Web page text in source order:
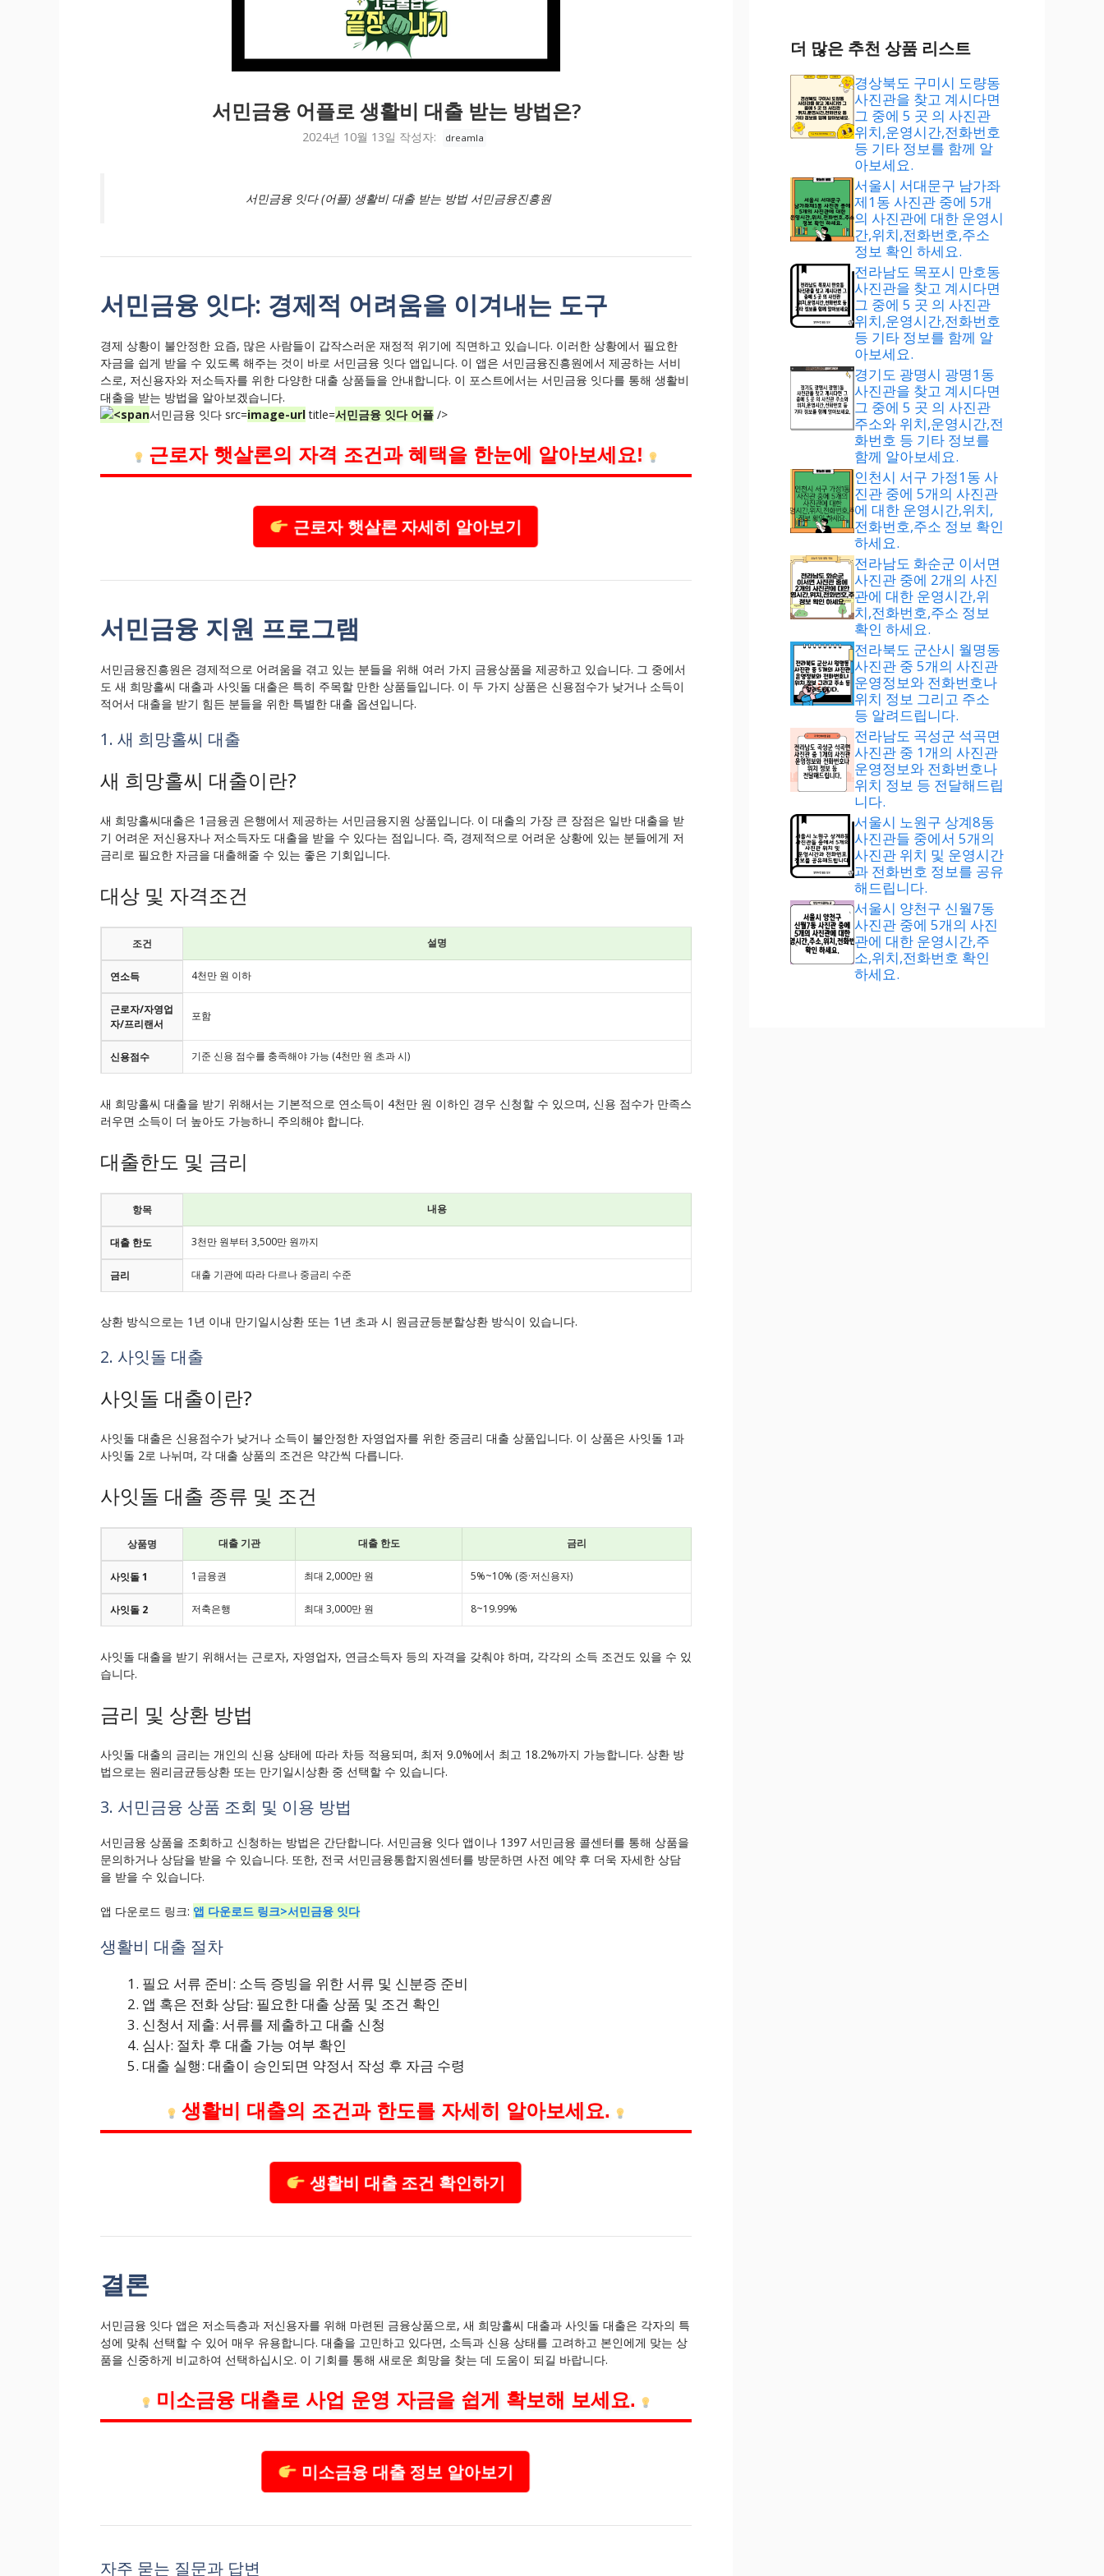
서민금융 어플로 생활비 대출 받는 방법은?
2024년 10월 13일 작성자: dreamla
서민금융 잇다 (어플) 생활비 대출 받는 방법 서민금융진흥원
서민금융 잇다: 경제적 어려움을 이겨내는 도구
경제 상황이 불안정한 요즘, 많은 사람들이 갑작스러운 재정적 위기에 직면하고 있습니다. 이러한 상황에서 필요한
자금을 쉽게 받을 수 있도록 해주는 것이 바로 서민금융 잇다 앱입니다. 이 앱은 서민금융진흥원에서 제공하는 서비
스로, 저신용자와 저소득자를 위한 다양한 대출 상품들을 안내합니다. 이 포스트에서는 서민금융 잇다를 통해 생활비
대출을 받는 방법을 알아보겠습니다.
서민금융 잇다 src=image-urltitle=서민금융 잇다 어플 />
근로자 햇살론의 자격 조건과 혜택을 한눈에 알아보세요!
근로자 햇살론 자세히 알아보기
서민금융 지원 프로그램
서민금융진흥원은 경제적으로 어려움을 겪고 있는 분들을 위해 여러 가지 금융상품을 제공하고 있습니다. 그 중에서
도 새 희망홀씨 대출과 사잇돌 대출은 특히 주목할 만한 상품들입니다. 이 두 가지 상품은 신용점수가 낮거나 소득이
적어서 대출을 받기 힘든 분들을 위한 특별한 대출 옵션입니다.
1. 새 희망홀씨 대출
새 희망홀씨 대출이란?
새 희망홀씨대출은 1금융권 은행에서 제공하는 서민금융지원 상품입니다. 이 대출의 가장 큰 장점은 일반 대출을 받
기 어려운 저신용자나 저소득자도 대출을 받을 수 있다는 점입니다. 즉, 경제적으로 어려운 상황에 있는 분들에게 저
금리로 필요한 자금을 대출해줄 수 있는 좋은 기회입니다.
대상 및 자격조건
조건 설명
연소득 4천만 원 이하
근로자/자영업
자/프리랜서
포함
신용점수 기준 신용 점수를 충족해야 가능 (4천만 원 초과 시)
새 희망홀씨 대출을 받기 위해서는 기본적으로 연소득이 4천만 원 이하인 경우 신청할 수 있으며, 신용 점수가 만족스
러우면 소득이 더 높아도 가능하니 주의해야 합니다.
대출한도 및 금리
항목 내용
대출 한도 3천만 원부터 3,500만 원까지
금리 대출 기관에 따라 다르나 중금리 수준
상환 방식으로는 1년 이내 만기일시상환 또는 1년 초과 시 원금균등분할상환 방식이 있습니다.
2. 사잇돌 대출
사잇돌 대출이란?
사잇돌 대출은 신용점수가 낮거나 소득이 불안정한 자영업자를 위한 중금리 대출 상품입니다. 이 상품은 사잇돌 1과
사잇돌 2로 나뉘며, 각 대출 상품의 조건은 약간씩 다릅니다.
사잇돌 대출 종류 및 조건
상품명 대출 기관 대출 한도 금리
사잇돌 1 1금융권 최대 2,000만 원 5%~10% (중·저신용자)
사잇돌 2 저축은행 최대 3,000만 원 8~19.99%
사잇돌 대출을 받기 위해서는 근로자, 자영업자, 연금소득자 등의 자격을 갖춰야 하며, 각각의 소득 조건도 있을 수 있
습니다.
금리 및 상환 방법
사잇돌 대출의 금리는 개인의 신용 상태에 따라 차등 적용되며, 최저 9.0%에서 최고 18.2%까지 가능합니다. 상환 방
법으로는 원리금균등상환 또는 만기일시상환 중 선택할 수 있습니다.
3. 서민금융 상품 조회 및 이용 방법
서민금융 상품을 조회하고 신청하는 방법은 간단합니다. 서민금융 잇다 앱이나 1397 서민금융 콜센터를 통해 상품을
문의하거나 상담을 받을 수 있습니다. 또한, 전국 서민금융통합지원센터를 방문하면 사전 예약 후 더욱 자세한 상담
을 받을 수 있습니다.
앱 다운로드 링크: 앱 다운로드 링크>서민금융 잇다
생활비 대출 절차
필요 서류 준비: 소득 증빙을 위한 서류 및 신분증 준비
앱 혹은 전화 상담: 필요한 대출 상품 및 조건 확인
신청서 제출: 서류를 제출하고 대출 신청
심사: 절차 후 대출 가능 여부 확인
대출 실행: 대출이 승인되면 약정서 작성 후 자금 수령
생활비 대출의 조건과 한도를 자세히 알아보세요.
생활비 대출 조건 확인하기
결론
서민금융 잇다 앱은 저소득층과 저신용자를 위해 마련된 금융상품으로, 새 희망홀씨 대출과 사잇돌 대출은 각자의 특
성에 맞춰 선택할 수 있어 매우 유용합니다. 대출을 고민하고 있다면, 소득과 신용 상태를 고려하고 본인에게 맞는 상
품을 신중하게 비교하여 선택하십시오. 이 기회를 통해 새로운 희망을 찾는 데 도움이 되길 바랍니다.
미소금융 대출로 사업 운영 자금을 쉽게 확보해 보세요.
미소금융 대출 정보 알아보기
자주 묻는 질문과 답변
더 많은 추천 상품 리스트
경상북도 구미시 도량동
사진관을 찾고 계시다면
그 중에 5 곳 의 사진관
위치,운영시간,전화번호
등 기타 정보를 함께 알
아보세요.
서울시 서대문구 남가좌
제1동 사진관 중에 5개
의 사진관에 대한 운영시
간,위치,전화번호,주소
정보 확인 하세요.
전라남도 목포시 만호동
사진관을 찾고 계시다면
그 중에 5 곳 의 사진관
위치,운영시간,전화번호
등 기타 정보를 함께 알
아보세요.
경기도 광명시 광명1동
사진관을 찾고 계시다면
그 중에 5 곳 의 사진관
주소와 위치,운영시간,전
화번호 등 기타 정보를
함께 알아보세요.
인천시 서구 가정1동 사
진관 중에 5개의 사진관
에 대한 운영시간,위치,
전화번호,주소 정보 확인
하세요.
전라남도 화순군 이서면
사진관 중에 2개의 사진
관에 대한 운영시간,위
치,전화번호,주소 정보
확인 하세요.
전라북도 군산시 월명동
사진관 중 5개의 사진관
운영정보와 전화번호나
위치 정보 그리고 주소
등 알려드립니다.
전라남도 곡성군 석곡면
사진관 중 1개의 사진관
운영정보와 전화번호나
위치 정보 등 전달해드립
니다.
서울시 노원구 상계8동
사진관들 중에서 5개의
사진관 위치 및 운영시간
과 전화번호 정보를 공유
해드립니다.
서울시 양천구 신월7동
사진관 중에 5개의 사진
관에 대한 운영시간,주
소,위치,전화번호 확인
하세요.